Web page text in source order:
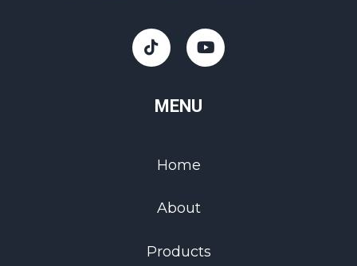
MENU
Home
About
Products